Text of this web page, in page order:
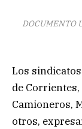
DOCUMENTO
Los
de
Camioneros,
otros,